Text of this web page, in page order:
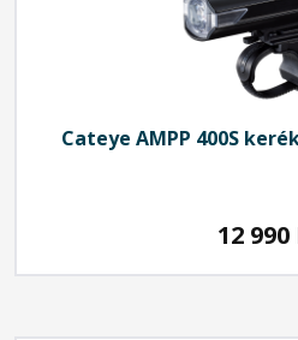
Cateye AMPP 400S
12 990